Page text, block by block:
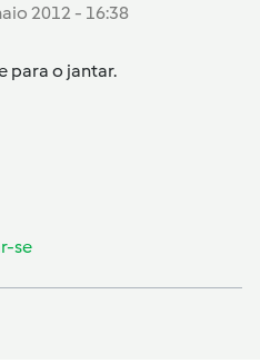
2012 - 16:38
para o jantar.
se